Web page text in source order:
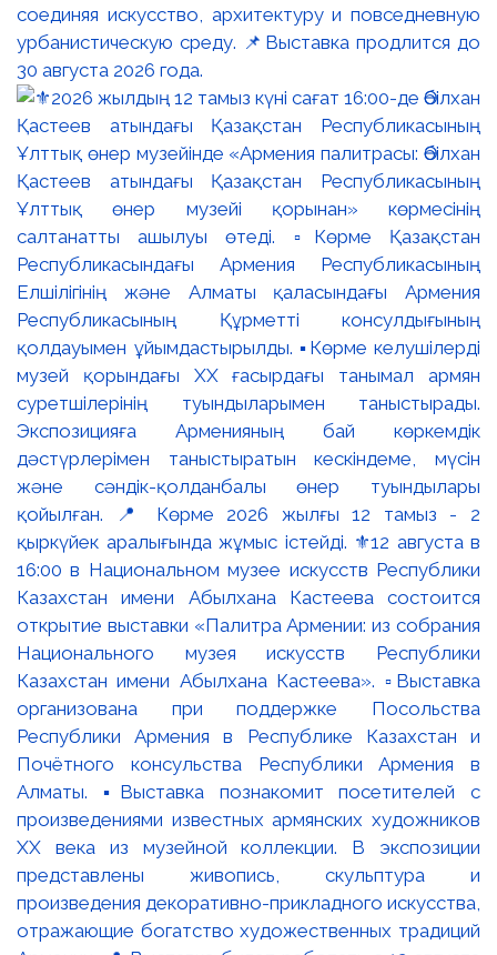
соединяя искусство, архитектуру и повседневную
урбанистическую среду. 📌Выставка продлится до
30 августа 2026 года.